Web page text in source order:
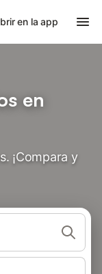
en la app
en
¡Compara y